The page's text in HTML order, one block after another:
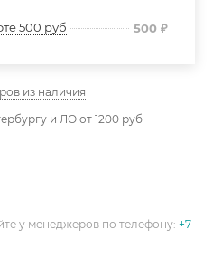
500 руб 500 ₽
из наличия
и ЛО от 1200 руб
у менеджеров по телефону: +7